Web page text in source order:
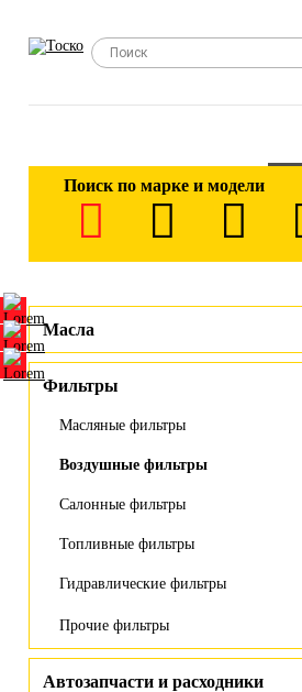
Поиск по марке и модели
Масла
Фильтры
Масляные фильтры
Воздушные фильтры
Салонные фильтры
Топливные фильтры
Гидравлические фильтры
Прочие фильтры
Автозапчасти и расходники